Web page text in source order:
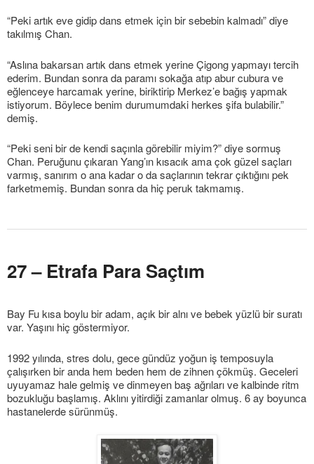
“Peki artık eve gidip dans etmek için bir sebebin kalmadı” diye
takılmış Chan.
“Aslına bakarsan artık dans etmek yerine Çigong yapmayı tercih
ederim. Bundan sonra da paramı sokağa atıp abur cubura ve
eğlenceye harcamak yerine, biriktirip Merkez’e bağış yapmak
istiyorum. Böylece benim durumumdaki herkes şifa bulabilir.”
demiş.
“Peki seni bir de kendi saçınla görebilir miyim?” diye sormuş
Chan. Peruğunu çıkaran Yang’ın kısacık ama çok güzel saçları
varmış, sanırım o ana kadar o da saçlarının tekrar çıktığını pek
farketmemiş. Bundan sonra da hiç peruk takmamış.
27 – Etrafa Para Saçtım
Bay Fu kısa boylu bir adam, açık bir alnı ve bebek yüzlü bir suratı
var. Yaşını hiç göstermiyor.
1992 yılında, stres dolu, gece gündüz yoğun iş temposuyla
çalışırken bir anda hem beden hem de zihnen çökmüş. Geceleri
uyuyamaz hale gelmiş ve dinmeyen baş ağrıları ve kalbinde ritm
bozukluğu başlamış. Aklını yitirdiği zamanlar olmuş. 6 ay boyunca
hastanelerde sürünmüş.